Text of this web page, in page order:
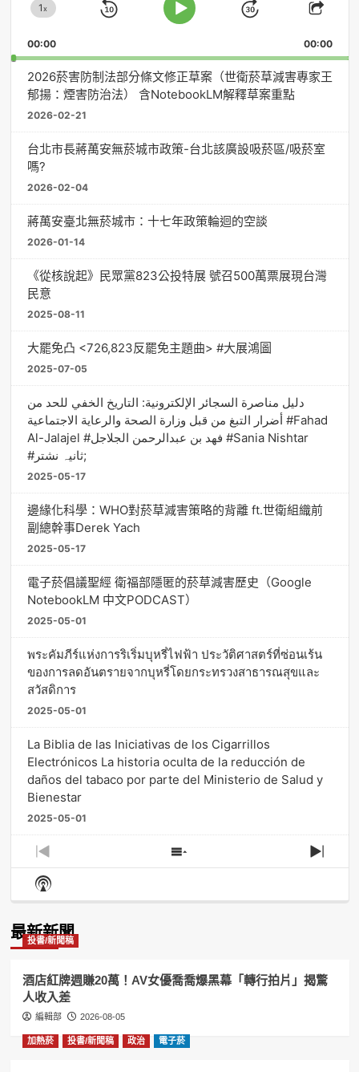
Change
Rate
1x
Skip
Play
Jump
Forward
Share
00:00 00:00
2026菸害防制法部分條文修正草案（世衛菸草減害專家王
郁揚：煙害防治法） 含NotebookLM解釋草案重點
2026-02-21
台北市長蔣萬安無菸城市政策-台北該廣設吸菸區/吸菸室
嗎?
2026-02-04
蔣萬安臺北無菸城市：十七年政策輪迴的空談
2026-01-14
《從核說起》民眾黨823公投特展 號召500萬票展現台灣
民意
2025-08-11
大罷免凸 <726,823反罷免主題曲> #大展鴻圖
2025-07-05
دليل مناصرة السجائر الإلكترونية: التاريخ الخفي للحد من
أضرار التبغ من قبل وزارة الصحة والرعاية الاجتماعية #Fahad
Al-Jalajel #فهد بن عبدالرحمن الجلاجل #Sania Nishtar
#ثانیہ نشتر;
2025-05-17
邊緣化科學：WHO對菸草減害策略的背離 ft.世衛組織前
副總幹事Derek Yach
2025-05-17
電子菸倡議聖經 衛福部隱匿的菸草減害歷史（Google
NotebookLM 中文PODCAST）
2025-05-01
พระคัมภีร์แห่งการริเริ่มบุหรี่ไฟฟ้า ประวัติศาสตร์ที่ซ่อนเร้น
ของการลดอันตรายจากบุหรี่โดยกระทรวงสาธารณสุขและ
สวัสดิการ
2025-05-01
La Biblia de las Iniciativas de los Cigarrillos
Electrónicos La historia oculta de la reducción de
daños del tabaco por parte del Ministerio de Salud y
Bienestar
2025-05-01
Previous
Episode
Show
Episodes
Next
Show
Podcast
最新新聞
投書/新聞稿
酒店紅牌週賺20萬！AV女優喬喬爆黑幕「轉行拍片」揭驚
人收入差
編輯部 2026-08-05
加熱菸 投書/新聞稿 政治 電子菸